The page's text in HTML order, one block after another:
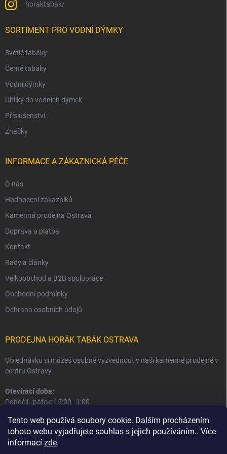
Tento web používá soubory cookie. Dalším procházením
tohoto webu vyjadřujete souhlas s jejich používáním.. Více
informací zde.
horaktabak/
SORTIMENT PRO VODNÍ DÝMKY
Světlé tabáky
Černé tabáky
Vodní dýmky
Uhlíky do vodních dýmek
Příslušenství
Značky
INFORMACE A ZÁKAZNICKÁ PÉČE
O nás
Hodnocení zákazníků
Kamenná prodejna Ostrava
Doprava a platba
Kontakt
Rady a články
Velkoobchod a B2B spolupráce
Obchodní podmínky
Ochrana osobních údajů
PRODEJNA HORÁK TABÁK OSTRAVA
Objednávku si můžeš osobně vyzvednout v naší kamenné prodejně v
centru Ostravy.
Otevírací doba:
Pondělí–pátek: 15:00–1:00
Informace o prodejně a osobním odběru